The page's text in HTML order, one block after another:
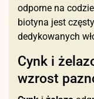
odporne na
biotyna jest
dedykowanych
Cynk i
wzrost